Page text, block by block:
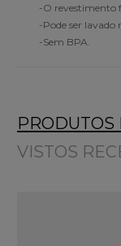
-O revestimento
-Pode ser lavado
-Sem BPA.
PRODUTOS
VISTOS